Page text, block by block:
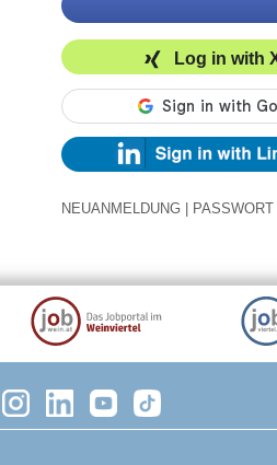
Log in with
NEUANMELDUNG